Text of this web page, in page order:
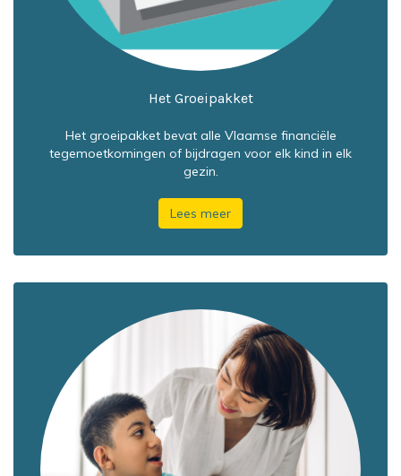
Het Groeipakket
Het groeipakket bevat alle Vlaamse financiële
tegemoetkomingen of bijdragen voor elk kind in elk
gezin.
Lees meer